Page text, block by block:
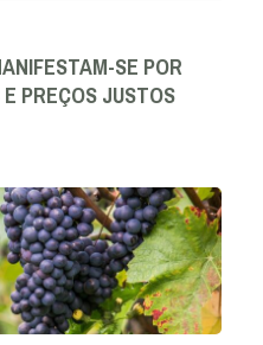
SE POR
PREÇOS JUSTOS